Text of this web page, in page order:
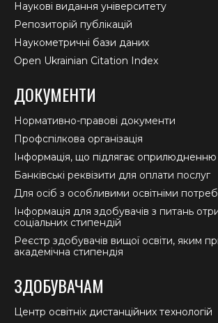
Наукові видання університету
Репозиторій публікацій
Наукометричні бази даних
Open Ukrainian Citation Index
ДОКУМЕНТИ
Нормативно-правові документи
Профспілкова організація
Інформація, що підлягає оприлюдненню
Банківські реквізити для оплати послуг
Для осіб з особливими освітніми
Інформація для здобувачів з питань
соціальних стипендій
Реєстр здобувачів вищої освіти, яким
академічна стипендія
ЗДОБУВАЧАМ
Центр освітніх дистанційних технологій